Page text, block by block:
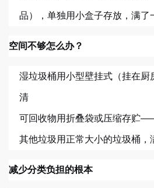
品），单独用小盒子存放，满了
空间不够怎么办？
湿垃圾桶用小型壁挂式（挂在厨
清
可回收物用折叠袋或压缩存贮
其他垃圾用正常大小的垃圾桶，
减少分类负担的根本